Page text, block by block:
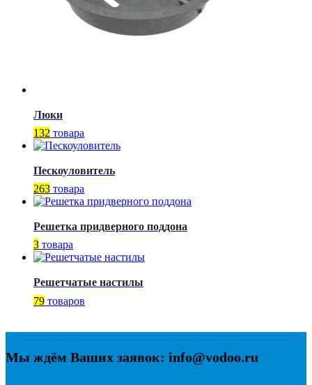
Люки
132 товара
Пескоуловитель
263 товара
Решетка придверного поддона
3 товара
Решетчатые настилы
79 товаров
Мы ждём Ваших заявок: info@vodoo.ru